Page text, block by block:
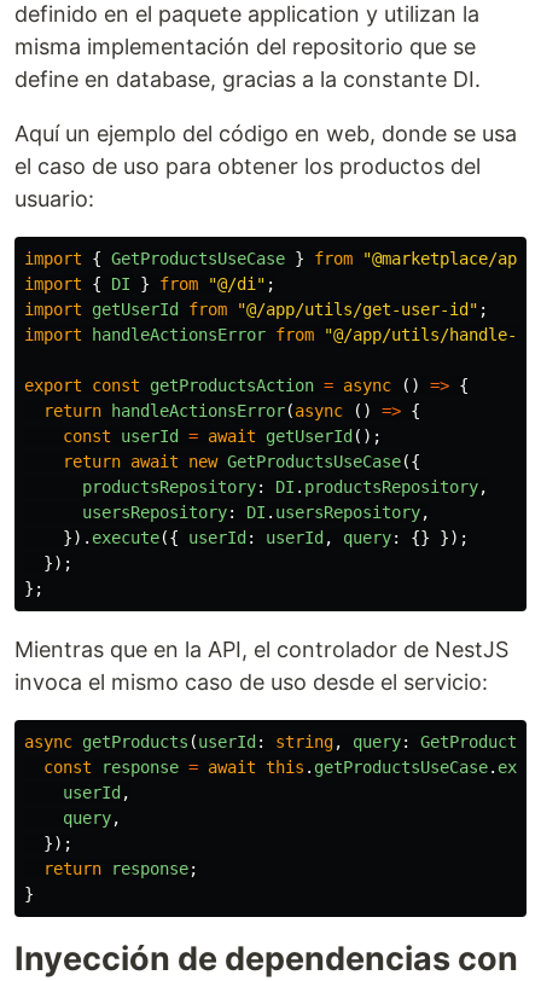
definido en el paquete application y utilizan la
misma implementación del repositorio que se
define en database, gracias a la constante DI.
Aquí un ejemplo del código en web, donde se usa
el caso de uso para obtener los productos del
usuario:
import { GetProductsUseCase } from "@marketplace/
import
{ DI } from "@/di " ;
import
getUserId from "@/app/utils/get-user-id " ;
import
handleActionsError from "@/app/utils/handle-
export const getProductsAction = async () => {
return
handleActionsError(async () => {
const
userId = await getUserId ();
return await new GetProductsUseCase({
productsRepository: DI . productsRepository,
usersRepository: DI . usersRepository,
}). execute({ userId : userId , query: {}
});
});
};
Mientras que en la API, el controlador de NestJS
invoca el mismo caso de uso desde el servicio:
async getProducts (userId : string, query:
const
response = await this . getProductsUseCase.
userId ,
query,
});
return
response;
}
Inyección de dependencias con